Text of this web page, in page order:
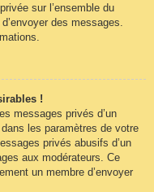
sur l’ensemble du
des messages.
!
messages privés d’un
les paramètres de votre
privés abusifs d’un
aux modérateurs. Ce
un membre d’envoyer